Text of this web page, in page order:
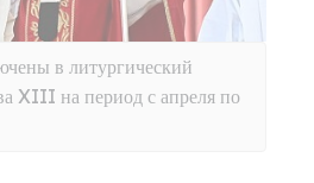
в литургический
XIII на период с апреля по